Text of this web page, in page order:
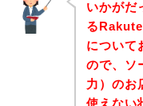
いかがだ
る
について
ので、ソ
力）のお
使えない